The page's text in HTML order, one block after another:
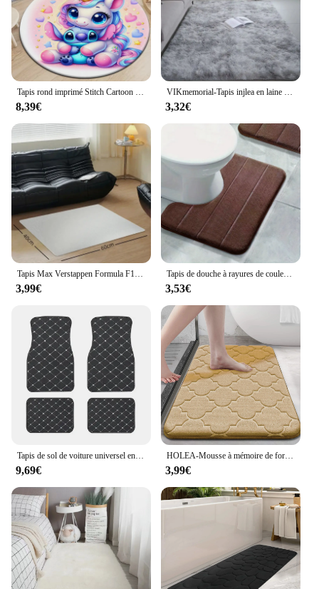
Tapis rond imprimé Stitch Cartoon HD, grand tapis en polymères pour animaux de compagnie, tapis cercle doux, tapis de chambre, salon, livraison directe
8,39€
VIKmemorial-Tapis injlea en laine lavable sans doublure, tapis de salon, tapis de chambre d'enfant, degré de embau, 40x60cm
3,32€
Tapis Max Verstappen Formula F1 pour garçons, tapis de course automobile, tapis de garage, chenille, entrée, grand
3,99€
Tapis de douche à rayures de couleur pure, doux, non ald, séchage rapide, virus, salle de bain familiale, salle de bain, bibuleux, toilettes, 1 pièce
3,53€
Tapis de sol de voiture universel en cuir PU imperméable, tapis de protection automatique, ensemble de tapis avant et arrière, accessoires automobiles, 4 pièces
9,69€
HOLEA-Mousse à mémoire de forme anti-ald pour salle de bain, anti-virus ultra doux, anti-dérapant, absorbant l'eau, lavable en machine
3,99€